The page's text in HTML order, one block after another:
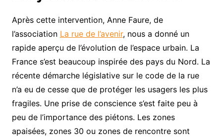
Après cette intervention, Anne Faure, de
l’association La rue de l’avenir, nous a donné un
rapide aperçu de l’évolution de l’espace urbain. La
France s’est beaucoup inspirée des pays du Nord. La
récente démarche législative sur le code de la rue
n’a eu de cesse que de protéger les usagers les plus
fragiles. Une prise de conscience s’est faite peu à
peu de l’importance des piétons. Les zones
apaisées, zones 30 ou zones de rencontre sont